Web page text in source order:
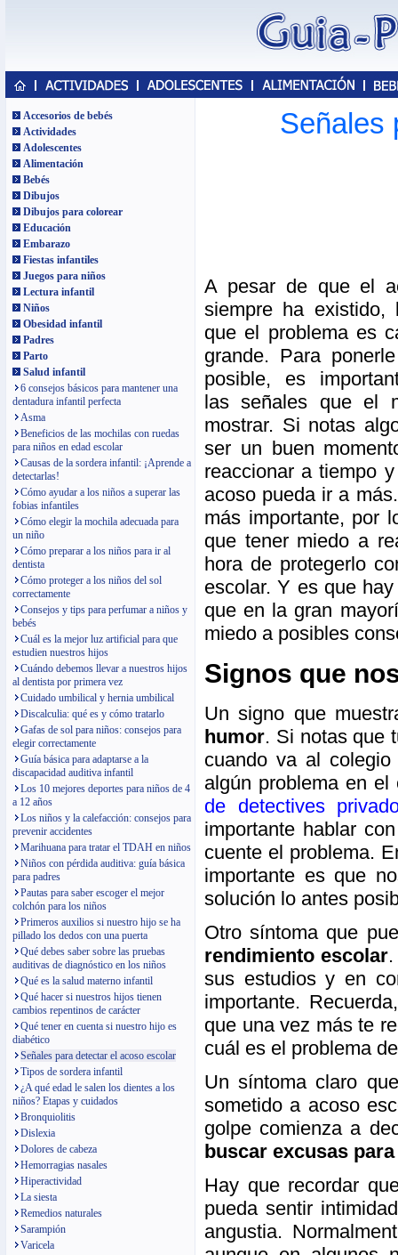
Accesorios de bebés
Actividades
Adolescentes
Alimentación
Bebés
Dibujos
Dibujos para colorear
Educación
Embarazo
Fiestas infantiles
Juegos para niños
Lectura infantil
Niños
Obesidad infantil
Padres
Parto
Salud infantil
6 consejos básicos para mantener una
dentadura infantil perfecta
Asma
Beneficios de las mochilas con ruedas
para niños en edad escolar
Causas de la sordera infantil: ¡Aprende a
detectarlas!
Cómo ayudar a los niños a superar las
fobias infantiles
Cómo elegir la mochila adecuada para
un niño
Cómo preparar a los niños para ir al
dentista
Cómo proteger a los niños del sol
correctamente
Consejos y tips para perfumar a niños y
bebés
Cuál es la mejor luz artificial para que
estudien nuestros hijos
Cuándo debemos llevar a nuestros hijos
al dentista por primera vez
Cuidado umbilical y hernia umbilical
Discalculia: qué es y cómo tratarlo
Gafas de sol para niños: consejos para
elegir correctamente
Guía básica para adaptarse a la
discapacidad auditiva infantil
Los 10 mejores deportes para niños de 4
a 12 años
Los niños y la calefacción: consejos para
prevenir accidentes
Marihuana para tratar el TDAH en niños
Niños con pérdida auditiva: guía básica
para padres
Pautas para saber escoger el mejor
colchón para los niños
Primeros auxilios si nuestro hijo se ha
pillado los dedos con una puerta
Qué debes saber sobre las pruebas
auditivas de diagnóstico en los niños
Qué es la salud materno infantil
Qué hacer si nuestros hijos tienen
cambios repentinos de carácter
Qué tener en cuenta si nuestro hijo es
diabético
Señales para detectar el acoso escolar
Tipos de sordera infantil
¿A qué edad le salen los dientes a los
niños? Etapas y cuidados
Bronquiolitis
Dislexia
Dolores de cabeza
Hemorragias nasales
Hiperactividad
La siesta
Remedios naturales
Sarampión
Varicela
Señales
A pesar de que el
siempre ha existido,
que el problema es
grande. Para
posible, es
las señales que el
mostrar. Si notas
ser un buen
reaccionar a tiempo
acoso pueda ir a
más importante, por
que tener miedo a
hora de protegerlo
escolar. Y es que
que en la gran
miedo a posibles
Signos que
Un signo que
humor. Si notas que
cuando va al
algún problema en
de detectives
importante hablar
cuente el problema.
importante es que
solución lo antes
Otro síntoma que
rendimiento escolar.
sus estudios y en
importante.
que una vez más te
cuál es el problema
Un síntoma claro
sometido a acoso
golpe comienza a
buscar excusas
Hay que recordar
pueda sentir
angustia.